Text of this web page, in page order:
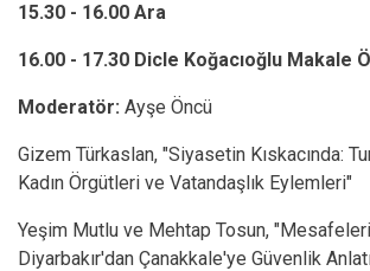
15.30 - 16.00 Ara
16.00 - 17.30 Dicle Koğacıoğlu Makale
Moderatör: Ayşe Öncü
Gizem Türkaslan, "Siyasetin Kıskacında:
Kadın Örgütleri ve Vatandaşlık Eylemleri"
Yeşim Mutlu ve Mehtap Tosun,
Diyarbakır'dan Çanakkale'ye Güvenlik